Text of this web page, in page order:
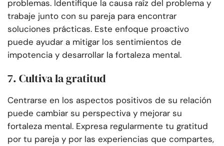
problemas. Identifique la causa raíz del problema y
trabaje junto con su pareja para encontrar
soluciones prácticas. Este enfoque proactivo
puede ayudar a mitigar los sentimientos de
impotencia y desarrollar la fortaleza mental.
7. Cultiva la gratitud
Centrarse en los aspectos positivos de su relación
puede cambiar su perspectiva y mejorar su
fortaleza mental. Expresa regularmente tu gratitud
por tu pareja y por las experiencias que compartes,